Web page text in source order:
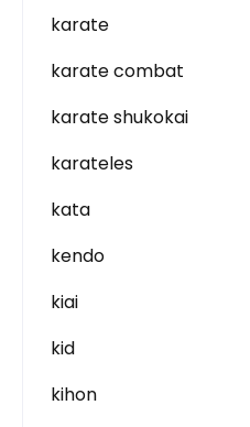
karate
karate combat
karate shukokai
karateles
kata
kendo
kiai
kid
kihon